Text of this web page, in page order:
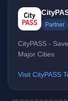
Partner
CityPASS -
Major Cities
Visit CityPASS